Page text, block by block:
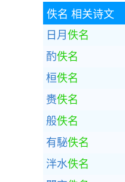
佚名 相关诗文
日月 佚名
酌佚名
桓佚名
赉佚名
般佚名
有駜佚名
泮水佚名